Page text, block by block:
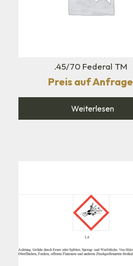
.45/70 Federal TM
Preis auf Anfrage
Weiterlesen